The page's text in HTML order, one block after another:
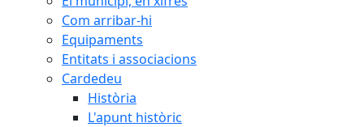
Com arribar-hi
Equipaments
Entitats i associacions
Cardedeu
Història
L'apunt històric